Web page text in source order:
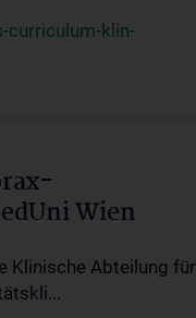
klin-
Wien
Klinische Abteilung für